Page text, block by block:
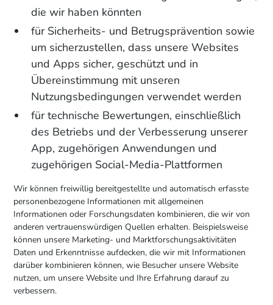
die wir haben könnten
für Sicherheits- und Betrugsprävention sowie
um sicherzustellen, dass unsere Websites
und Apps sicher, geschützt und in
Übereinstimmung mit unseren
Nutzungsbedingungen verwendet werden
für technische Bewertungen, einschließlich
des Betriebs und der Verbesserung unserer
App, zugehörigen Anwendungen und
zugehörigen Social-Media-Plattformen
Wir können freiwillig bereitgestellte und automatisch erfasste
personenbezogene Informationen mit allgemeinen
Informationen oder Forschungsdaten kombinieren, die wir von
anderen vertrauenswürdigen Quellen erhalten. Beispielsweise
können unsere Marketing- und Marktforschungsaktivitäten
Daten und Erkenntnisse aufdecken, die wir mit Informationen
darüber kombinieren können, wie Besucher unsere Website
nutzen, um unsere Website und Ihre Erfahrung darauf zu
verbessern.